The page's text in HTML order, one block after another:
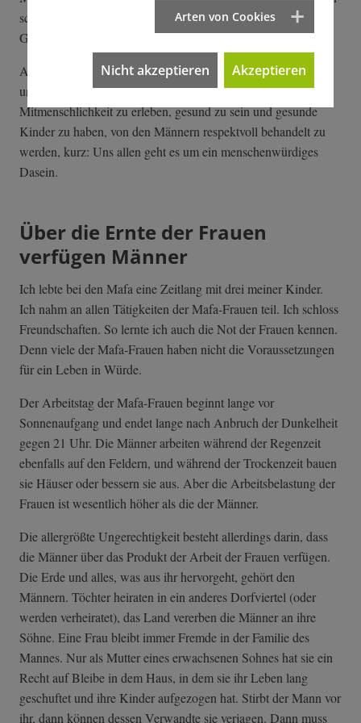
schicke meine Erkenntnisse gleich vorneweg: Die
Gemeinsamkeiten überwiegen die Unterschiede bei weitem.
Allen Frauen geht es darum, genug zu essen und zu trinken
und eine wohnliche Behausung zu haben, nicht zu frieren,
Mitmenschlichkeit zu erleben, gesund zu sein und gesunde
Kinder zu haben, von den Männern respektvoll behandelt zu
werden, kurz: Uns allen geht es um ein menschenwürdiges
Dasein.
Über die Ernte der Frauen
verfügen Männer
Ich lebte bei den Mafa eine Zeitlang mit drei meiner Kinder.
Ich nahm an allen Tätigkeiten der Mafa-Frauen teil. Ich schloss
Freundschaften. So lernte ich auch die Not der Frauen kennen.
Denn viele der Mafa-Frauen haben nicht die Voraussetzungen
für ein Leben in Würde.
Der Arbeitstag der Mafa-Frauen beginnt lange vor
Sonnenaufgang und endet lange nach Anbruch der Dunkelheit
gegen 21 Uhr. Die Männer arbeiten während der Regenzeit
ebenfalls auf den Feldern, und während der Trockenzeit bauen
sie Häuser oder bessern sie aus. Aber die Arbeitsbelastung der
Frauen ist wesentlich höher als die der Männer.
Die allergrößte Ungerechtigkeit besteht allerdings darin, dass
die Männer über das Produkt der Arbeit der Frauen verfügen.
Die Erde und alles, was aus ihr hervorgeht, gehört den
Männern. Töchter heiraten in ein anderes Dorfviertel (oder
werden verheiratet), das Land vererben die Männer an ihre
Söhne. Eine Frau bleibt immer Fremde in der Familie des
Mannes. Nur als Mutter eines erwachsenen Sohnes hat sie ein
Recht auf Bleibe in dem Haus, in dem sie ihr Leben lang
geschuftet und ihre Kinder aufgezogen hat. Stirbt der Mann vor
ihr, dann können dessen Verwandte sie verjagen. Dann muss
Arten von Cookies
Nicht akzeptieren Akzeptieren